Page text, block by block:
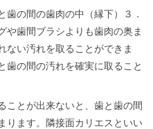
の間の歯肉の中（縁下）３．
や歯間ブラシよりも歯肉の奥ま
ない汚れを取ることができま
歯の間の汚れを確実に取ること
ことが出来ないと、歯と歯の間
ります。隣接面カリエスといい